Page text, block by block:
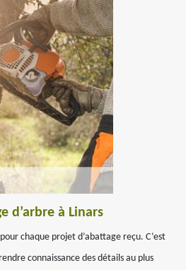
d’arbre à Linars
chaque projet d’abattage reçu. C’est
connaissance des détails au plus